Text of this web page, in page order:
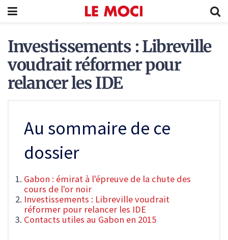
Investissements : Libreville
voudrait réformer pour
relancer les IDE
Au sommaire de ce
dossier
Gabon : émirat à l'épreuve de la chute des
cours de l'or noir
Investissements : Libreville voudrait
réformer pour relancer les IDE
Contacts utiles au Gabon en 2015